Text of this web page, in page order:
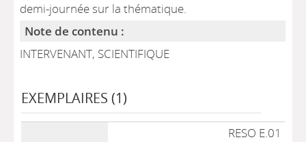
demi-journée sur la thématique.
Note de contenu :
INTERVENANT, SCIENTIFIQUE
EXEMPLAIRES (1)
RESO E.01